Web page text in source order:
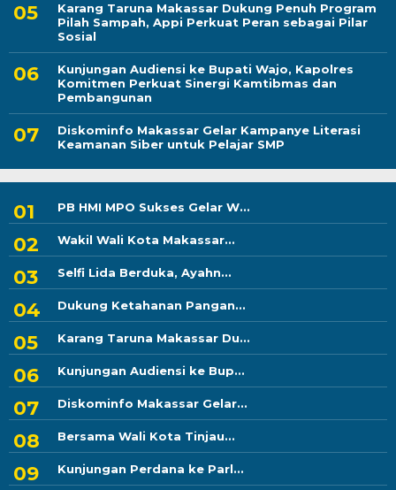
Karang Taruna Makassar Dukung Penuh Program
Pilah Sampah, Appi Perkuat Peran sebagai Pilar
Sosial
Kunjungan Audiensi ke Bupati Wajo, Kapolres
Komitmen Perkuat Sinergi Kamtibmas dan
Pembangunan
Diskominfo Makassar Gelar Kampanye Literasi
Keamanan Siber untuk Pelajar SMP
PB HMI MPO Sukses Gelar W...
Wakil Wali Kota Makassar...
Selfi Lida Berduka, Ayahn...
Dukung Ketahanan Pangan...
Karang Taruna Makassar Du...
Kunjungan Audiensi ke Bup...
Diskominfo Makassar Gelar...
Bersama Wali Kota Tinjau...
Kunjungan Perdana ke Parl...